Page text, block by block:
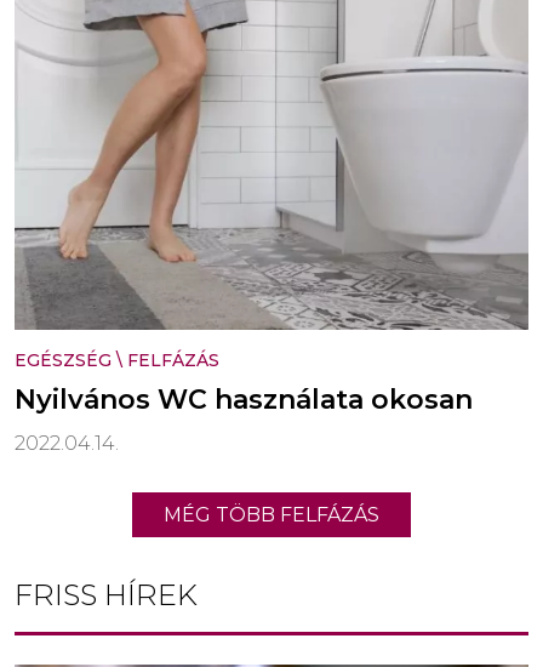
EGÉSZSÉG \ FELFÁZÁS
Nyilvános WC használata okosan
2022.04.14.
MÉG TÖBB FELFÁZÁS
FRISS HÍREK